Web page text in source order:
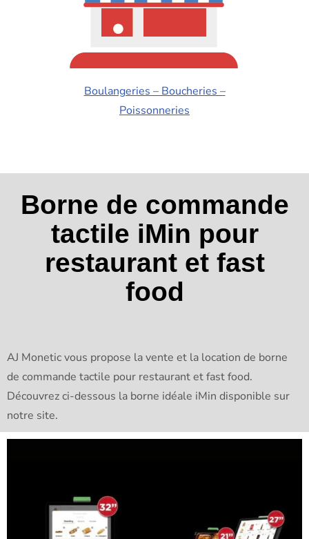
Boulangeries – Boucheries –
Poissonneries
Borne de commande
tactile iMin pour
restaurant et fast
food
AJ Monetic vous propose la vente et la location de borne
de commande tactile pour restaurant et fast food.
Découvrez ci-dessous la borne idéale iMin disponible sur
notre site.